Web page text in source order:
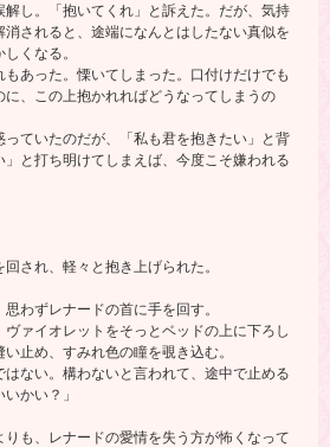
し。「抱いてくれ」と訴えた。だが、気持
されると、途端になんとはしたない真似を
くなる。
もあった。慄いてしまった。口付けだけでも
、この上抱かれればどうなってしまうの
ていたのだが、「私も君を抱きたい」と背
と打ち明けてしまえば、今度こそ嫌われる
され、軽々と抱き上げられた。
わずレナードの首に手を回す。
ァイオレットをそっとベッドの上に下ろし
止め、すみれ色の瞳を覗き込む。
はない。構わないと言われて、途中で止める
かい？」
も、レナードの愛情を失う方が怖くなって